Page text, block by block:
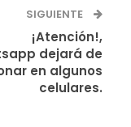
SIGUIENTE
¡Atención!,
dejará de
en algunos
celulares.